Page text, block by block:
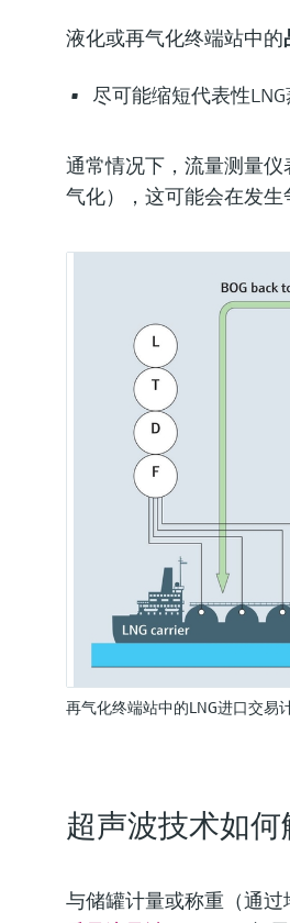
液化或再气化终端站中的
尽可能缩短代表性
通常情况下，流量测量
气化），这可能会在发生
再气化终端站中的LNG进口交易
超声波技术如何
与储罐计量或称重（通过